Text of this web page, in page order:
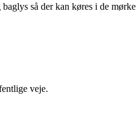
så der kan køres i de mørke
veje.